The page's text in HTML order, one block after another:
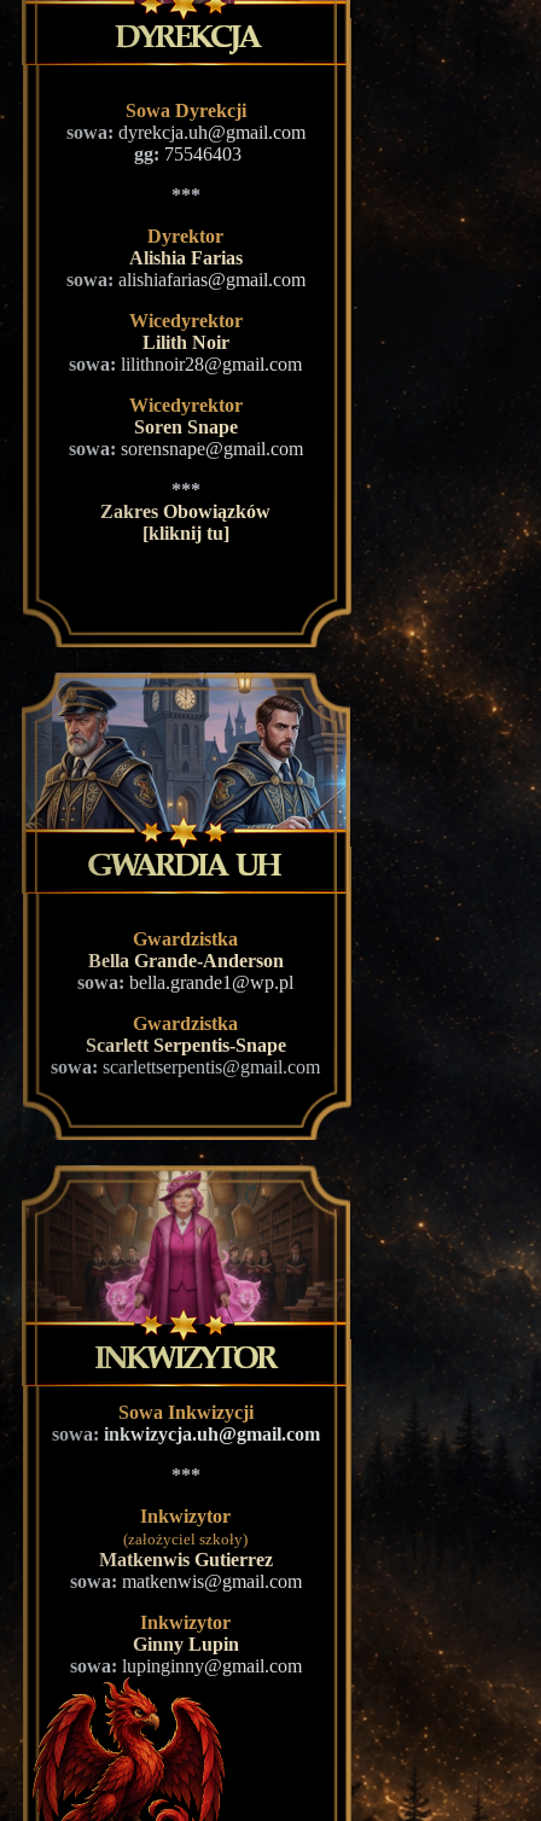
Sowa Dyrekcji
sowa: dyrekcja.uh@gmail.com
gg: 75546403
***
Dyrektor
Alishia Farias
sowa: alishiafarias@gmail.com
Wicedyrektor
Lilith Noir
sowa: lilithnoir28@gmail.com
Wicedyrektor
Soren Snape
sowa: sorensnape@gmail.com
***
Zakres Obowiązków
[kliknij tu]
Gwardzistka
Bella Grande-Anderson
sowa: bella.grande1@wp.pl
Gwardzistka
Scarlett Serpentis-Snape
sowa: scarlettserpentis@gmail.com
Sowa Inkwizycji
sowa: inkwizycja.uh@gmail.com
***
Inkwizytor
(założyciel szkoły)
Matkenwis Gutierrez
sowa: matkenwis@gmail.com
Inkwizytor
Ginny Lupin
sowa: lupinginny@gmail.com